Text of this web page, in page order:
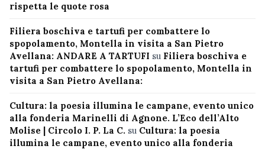
rispetta le quote rosa
Filiera boschiva e tartufi per combattere lo
spopolamento, Montella in visita a San Pietro
Avellana: ANDARE A TARTUFI su Filiera boschiva e
tartufi per combattere lo spopolamento, Montella in
visita a San Pietro Avellana:
Cultura: la poesia illumina le campane, evento unico
alla fonderia Marinelli di Agnone. L’Eco dell’Alto
Molise | Circolo I. P. La C. su Cultura: la poesia
illumina le campane, evento unico alla fonderia